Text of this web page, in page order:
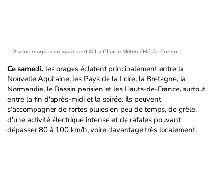
Risque orageux ce week-end © La Chaine Météo / Météo Consult
Ce samedi, les orages éclatent principalement entre la
Nouvelle Aquitaine, les Pays de la Loire, la Bretagne, la
Normandie, le Bassin parisien et les Hauts-de-France, surtout
entre la fin d'après-midi et la soirée. Ils peuvent
s'accompagner de fortes pluies en peu de temps, de grêle,
d'une activité électrique intense et de rafales pouvant
dépasser 80 à 100 km/h, voire davantage très localement.